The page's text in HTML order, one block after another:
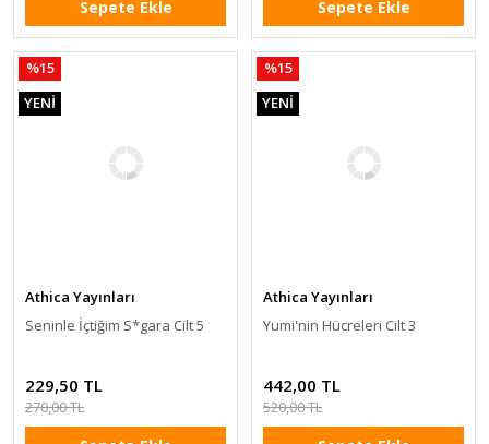
Sepete Ekle Sepete Ekle
%15
YENİ
Athica Yayınları
Seninle İçtiğim S*gara Cilt 5
229,50 TL
270,00 TL
%15
YENİ
Athica Yayınları
Yumi'nin Hücreleri Cilt 3
442,00 TL
520,00 TL